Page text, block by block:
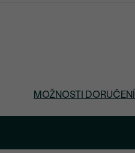
MOŽNOSTI DORUČENÍ